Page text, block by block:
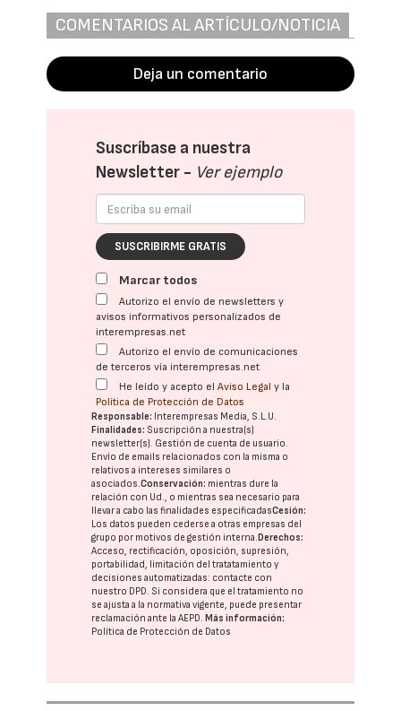
COMENTARIOS AL ARTÍCULO/NOTICIA
Deja un comentario
Suscríbase a nuestra
Newsletter - Ver ejemplo
SUSCRIBIRME GRATIS
Marcar todos
Autorizo el envío de newsletters y
avisos informativos personalizados de
interempresas.net
Autorizo el envío de comunicaciones
de terceros vía interempresas.net
He leído y acepto elAviso Legal y la
Política de Protección de Datos
Responsable: Interempresas Media, S.L.U.
Finalidades: Suscripción a nuestra(s)
newsletter(s). Gestión de cuenta de usuario.
Envío de emails relacionados con la misma o
relativos a intereses similares o
asociados.Conservación: mientras dure la
relación con Ud., o mientras sea necesario para
llevar a cabo las finalidades especificadasCesión:
Los datos pueden cederse a otras empresas del
grupo por motivos de gestión interna. Derechos:
Acceso, rectificación, oposición, supresión,
portabilidad, limitación del tratatamiento y
decisiones automatizadas: contacte con
nuestro DPD. Si considera que el tratamiento no
se ajusta a la normativa vigente, puede presentar
reclamación ante laAEPD. Más información:
Política de Protección de Datos